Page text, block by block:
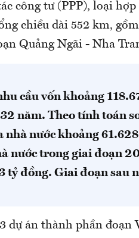
công tư (PPP), loại
chiều dài 552 km,
Quảng Ngãi - Nha
cầu vốn khoảng
năm. Theo tính toán
nhà nước khoảng
nước trong giai đoạn
tỷ đồng. Giai đoạn sau
dự án thành phần đoạn